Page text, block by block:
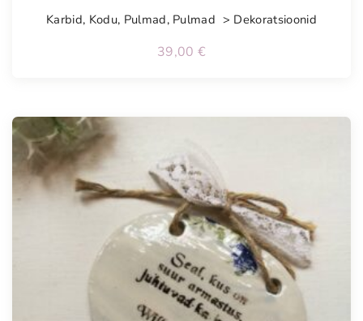
Karbid, Kodu, Pulmad, Pulmad > Dekoratsioonid
39,00 €